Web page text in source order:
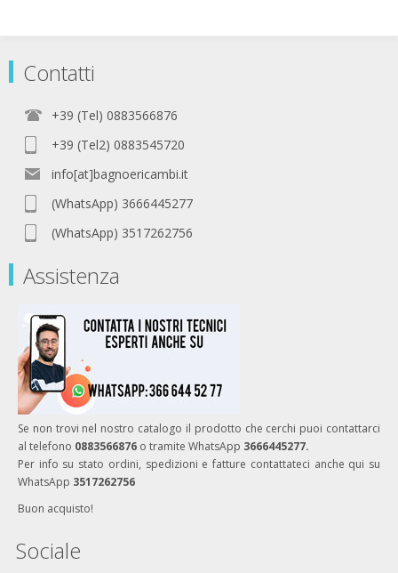
Contatti
+39 (Tel) 0883566876
+39 (Tel2) 0883545720
info[at]bagnoericambi.it
(WhatsApp) 3666445277
(WhatsApp) 3517262756
Assistenza
Se non trovi nel nostro catalogo il prodotto che cerchi puoi contattarci
al telefono 0883566876 o tramite WhatsApp 3666445277.
Per info su stato ordini, spedizioni e fatture contattateci anche qui su
WhatsApp 3517262756
Buon acquisto!
Sociale